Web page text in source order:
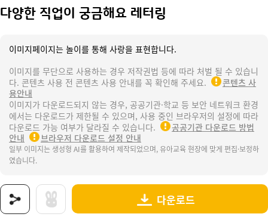
다양한 직업이 궁금해요 레터링
이미지페이지는 놀이를 통해 사랑을 표현합니다.
이미지를 무단으로 사용하는 경우 저작권법 등에 따라 처벌 될 수 있습니
다. 콘텐츠 사용 전 콘텐츠 사용 안내를 꼭 확인해 주세요.
콘텐츠 사
용안내
이미지가 다운로드되지 않는 경우, 공공기관·학교 등 보안 네트워크 환경
에서는 다운로드가 제한될 수 있으며, 사용 중인 브라우저의 설정에 따라
다운로드 가능 여부가 달라질 수 있습니다.
공공기관 다운로드 방법
안내
브라우저 다운로드 설정 안내
일부 이미지는 생성형 AI를 활용하여 제작되었으며, 유아교육 현장에 맞게 편집·보정하
였습니다.
다운로드